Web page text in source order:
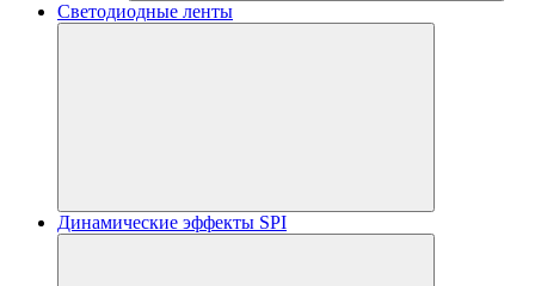
Светодиодные ленты
Динамические эффекты SPI